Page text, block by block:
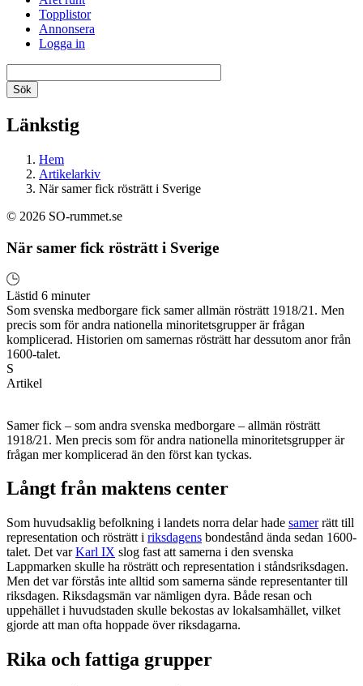
Topplistor
Annonsera
Logga in
Länkstig
Hem
Artikelarkiv
När samer fick rösträtt i Sverige
© 2026 SO-rummet.se
När samer fick rösträtt i Sverige
Lästid 6 minuter
Som svenska medborgare fick samer allmän rösträtt 1918/21. Men
precis som för andra nationella minoritetsgrupper är frågan
komplicerad. Historien om samernas rösträtt har dessutom anor från
1600-talet.
S
Artikel
Samer fick – som andra svenska medborgare – allmän rösträtt
1918/21. Men precis som för andra nationella minoritetsgrupper är
frågan mer komplicerad än den först kan tyckas.
Långt från maktens center
Som huvudsaklig befolkning i landets norra delar hade samerrätt till
representation och rösträtt i riksdagens bondestånd ända sedan 1600-
talet. Det varKarl IX slog fast att samerna i den svenska
Lappmarken skulle ha rösträtt och representation i ståndsriksdagen.
Men det var förstås inte alltid som samerna sände representanter till
riksdagen. Riksdagsmän var nämligen dyra. Både resan och
uppehället i huvudstaden skulle bekostas av lokalsamhället, vilket
gjorde att man ofta hoppade över riksdagarna.
Rika och fattiga grupper